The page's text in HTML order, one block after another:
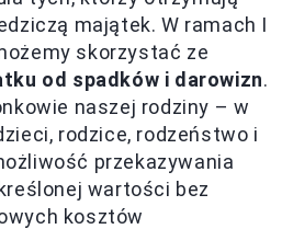
majątek. W ramach I
skorzystać ze
od spadków i darowizn.
naszej rodziny – w
rodzice, rodzeństwo i
przekazywania
wartości bez
kosztów